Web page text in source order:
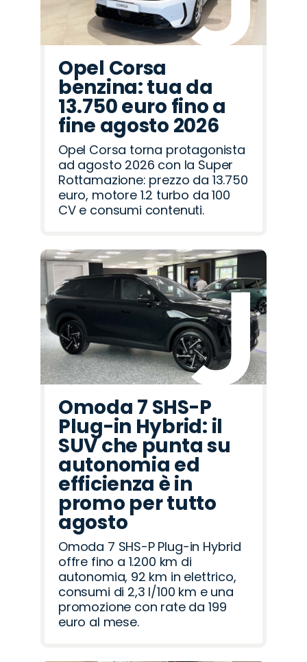
Opel Corsa
benzina: tua da
13.750 euro fino a
fine agosto 2026
Opel Corsa torna protagonista
ad agosto 2026 con la Super
Rottamazione: prezzo da 13.750
euro, motore 1.2 turbo da 100
CV e consumi contenuti.
Omoda 7 SHS-P
Plug-in Hybrid: il
SUV che punta su
autonomia ed
efficienza è in
promo per tutto
agosto
Omoda 7 SHS-P Plug-in Hybrid
offre fino a 1.200 km di
autonomia, 92 km in elettrico,
consumi di 2,3 l/100 km e una
promozione con rate da 199
euro al mese.